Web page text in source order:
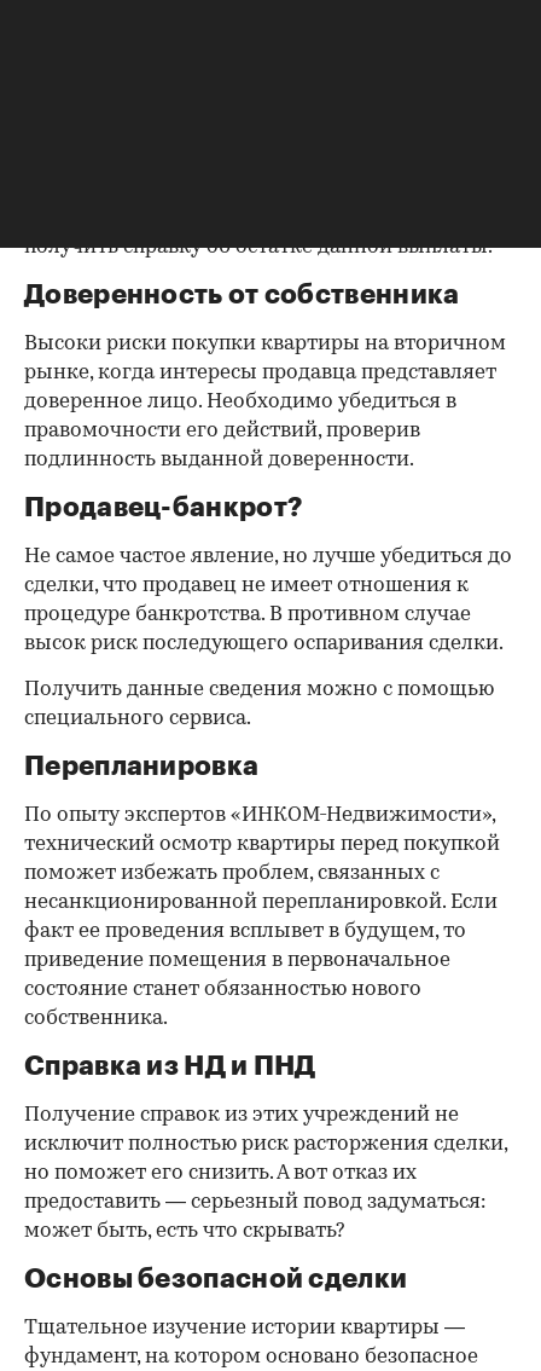
получить справку об остатке данной выплаты.
Доверенность от собственника
Высоки риски покупки квартиры на вторичном
рынке, когда интересы продавца представляет
доверенное лицо. Необходимо убедиться в
правомочности его действий, проверив
подлинность выданной доверенности.
Продавец-банкрот?
Не самое частое явление, но лучше убедиться до
сделки, что продавец не имеет отношения к
процедуре банкротства. В противном случае
высок риск последующего оспаривания сделки.
Получить данные сведения можно с помощью
специального сервиса.
Перепланировка
По опыту экспертов «ИНКОМ-Недвижимости»,
технический осмотр квартиры перед покупкой
поможет избежать проблем, связанных с
несанкционированной перепланировкой. Если
факт ее проведения всплывет в будущем, то
приведение помещения в первоначальное
состояние станет обязанностью нового
собственника.
Справка из НД и ПНД
Получение справок из этих учреждений не
исключит полностью риск расторжения сделки,
но поможет его снизить. А вот отказ их
предоставить — серьезный повод задуматься:
может быть, есть что скрывать?
Основы безопасной сделки
Тщательное изучение истории квартиры —
фундамент, на котором основано безопасное